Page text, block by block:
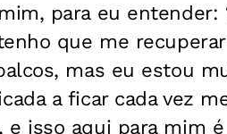
para eu entender:
que me
mas eu estou
a ficar cada vez
e isso aqui para mim